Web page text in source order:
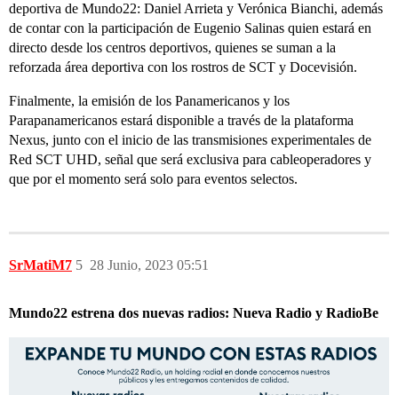
deportiva de Mundo22: Daniel Arrieta y Verónica Bianchi, además
de contar con la participación de Eugenio Salinas quien estará en
directo desde los centros deportivos, quienes se suman a la
reforzada área deportiva con los rostros de SCT y Docevisión.
Finalmente, la emisión de los Panamericanos y los
Parapanamericanos estará disponible a través de la plataforma
Nexus, junto con el inicio de las transmisiones experimentales de
Red SCT UHD, señal que será exclusiva para cableoperadores y
que por el momento será solo para eventos selectos.
SrMatiM7 28 Junio, 2023 05:51
5
Mundo22 estrena dos nuevas radios: Nueva Radio y RadioBe